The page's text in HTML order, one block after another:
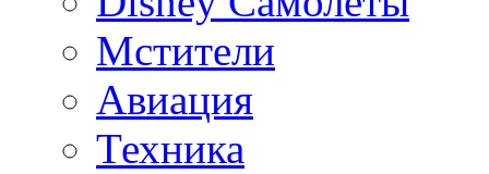
Мстители
Авиация
Техника